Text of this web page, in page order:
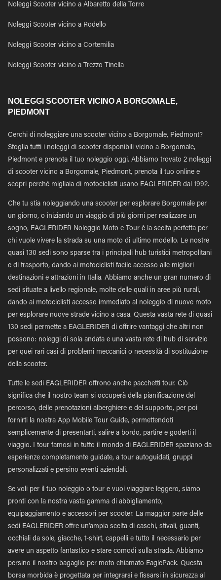
Noleggi Scooter vicino a Albaretto della Torre
Noleggi Scooter vicino a Rodello
Noleggi Scooter vicino a Cortemilia
Noleggi Scooter vicino a Trezzo Tinella
NOLEGGI SCOOTER VICINO A BORGOMALE,
PIEDMONT
Cerchi di noleggiare una scooter vicino a Borgomale, Piedmont?
Sfoglia tutti i noleggi di scooter disponibili vicino a Borgomale,
Piedmont e prenota il tuo noleggio oggi. Abbiamo trovato 2 noleggi
di scooter vicino a Borgomale, Piedmont, prenota il tuo online e
scopri perché migliaia di motociclisti usano EAGLERIDER dal 1992.
Che tu stia noleggiando una scooter per esplorare Borgomale per
un giorno, o iniziando un viaggio di più giorni per realizzare un
sogno, EAGLERIDER Noleggio Moto e Tour è la scelta perfetta per
chi vuole vivere la strada su una moto di ultimo modello. Le nostre
quasi 130 sedi sono sparse tra i principali hub turistici metropolitani
e di trasporto, dando ai motociclisti facile accesso alle migliori
destinazioni e attrazioni in Italia. Abbiamo anche un gran numero di
sedi situate a livello regionale, molte delle quali in aree più rurali,
dando ai motociclisti accesso immediato al noleggio di nuove moto
per esplorare nuove strade vicino a casa. Questa vasta rete di quasi
130 sedi permette a EAGLERIDER di offrire vantaggi che altri non
possono: noleggi di sola andata e una vasta rete di hub di servizio
per quei rari casi di problemi meccanici o necessità di sostituzione
della scooter.
Tutte le sedi EAGLERIDER offrono anche pacchetti tour. Ciò
significa che il nostro team si occuperà della pianificazione del
percorso, delle prenotazioni alberghiere e del supporto, per poi
fornirti la nostra App Mobile Tour Guide, permettendoti
semplicemente di presentarti, salire a bordo, partire e goderti il
viaggio. I tour famosi in tutto il mondo di EAGLERIDER spaziano da
esperienze completamente guidate, a tour autoguidati, gruppi
personalizzati e persino eventi aziendali.
Se voli per il tuo noleggio o tour e vuoi viaggiare leggero, siamo
pronti con la nostra vasta gamma di abbigliamento,
equipaggiamento e accessori per scooter. La maggior parte delle
sedi EAGLERIDER offre un'ampia scelta di caschi, stivali, guanti,
occhiali da sole, giacche, t-shirt, cappelli e tutto il necessario per
avere un aspetto fantastico e stare comodi sulla strada. Abbiamo
persino il nostro bagaglio per moto chiamato EaglePack. Questa
borsa morbida è progettata per integrarsi e fissarsi in sicurezza al